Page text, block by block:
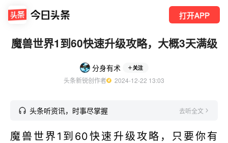
打开APP
魔兽世界1到60快速升级攻略，大概3天满级
分身有术 关注
头条新锐创作者
  2024-12-22 13:03
头条听资讯，时事尽掌握 去听全文
魔兽世界1到60快速升级攻略，只要你有